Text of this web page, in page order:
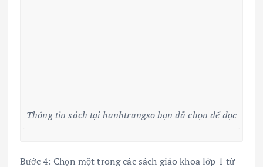
Thông tin sách tại hanhtrangso bạn đã chọn để đọc
Bước 4: Chọn một trong các sách giáo khoa lớp 1 từ